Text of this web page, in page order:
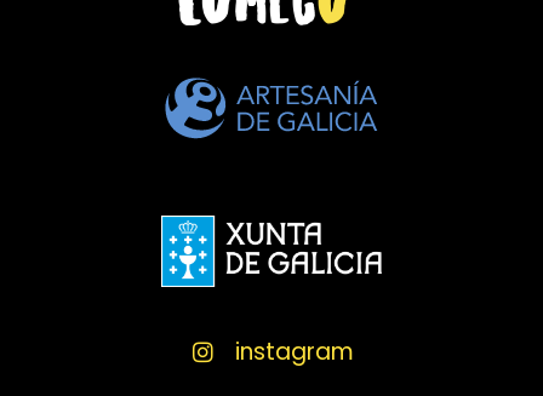
instagram